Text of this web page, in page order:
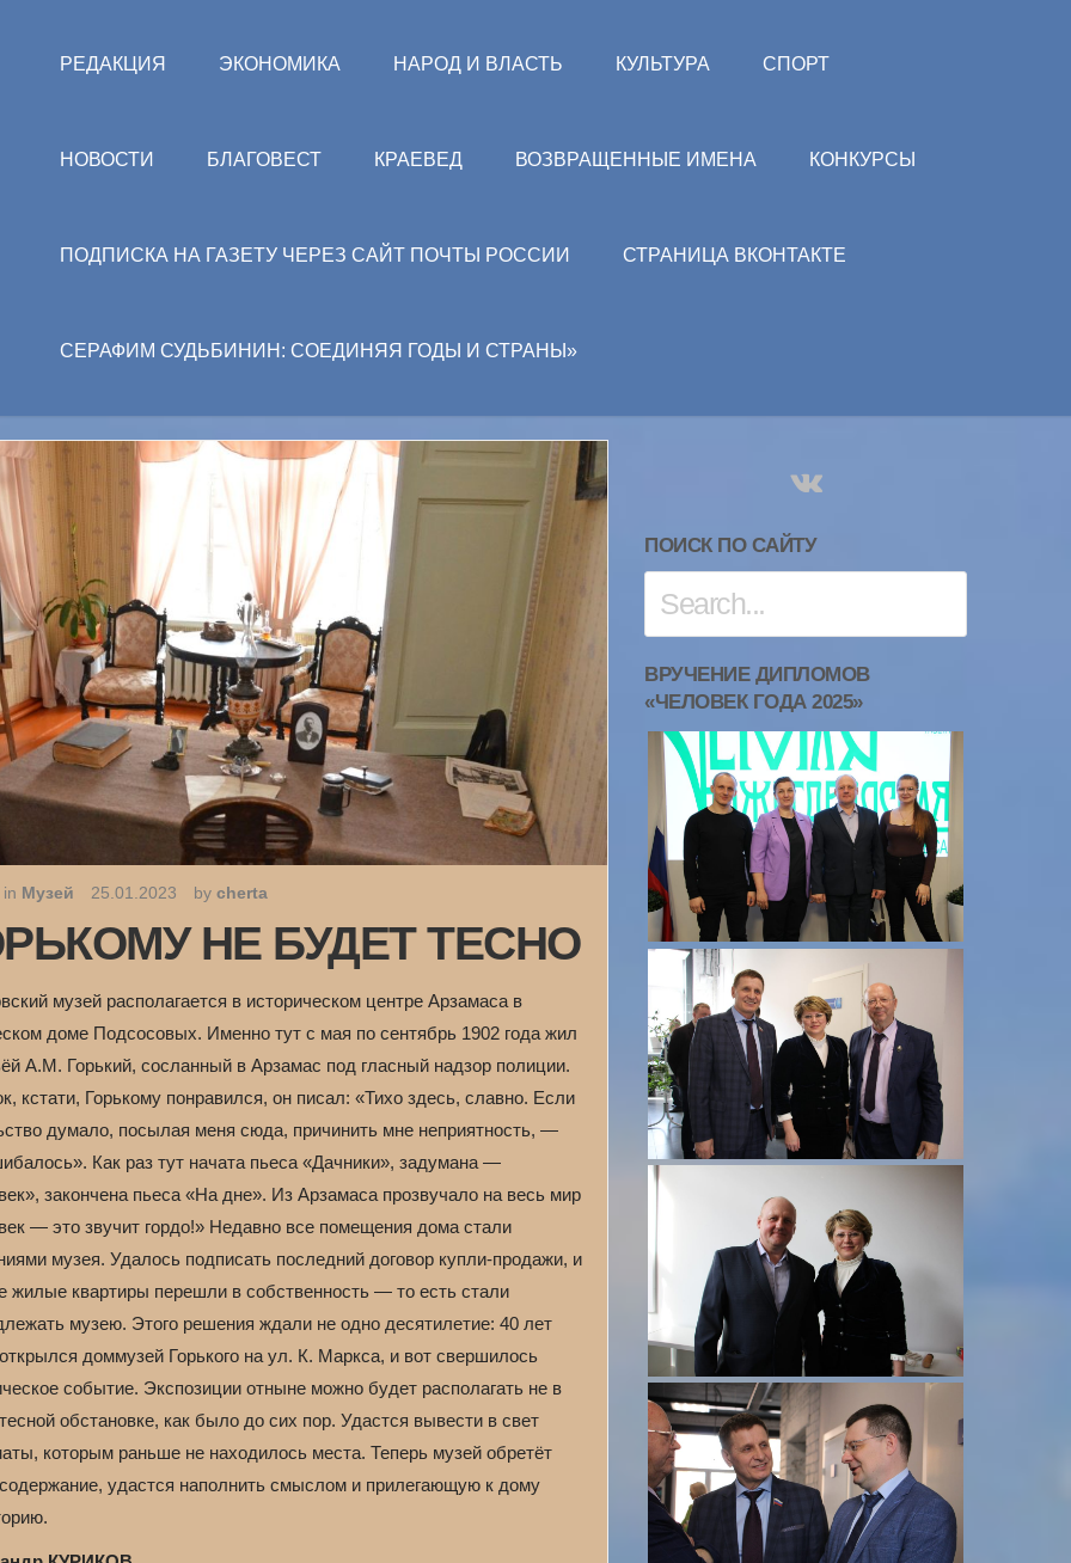
РЕДАКЦИЯ ЭКОНОМИКА НАРОД И ВЛАСТЬ КУЛЬТУРА СПОРТ
НОВОСТИ БЛАГОВЕСТ КРАЕВЕД ВОЗВРАЩЕННЫЕ ИМЕНА КОНКУРСЫ
ПОДПИСКА НА ГАЗЕТУ ЧЕРЕЗ САЙТ ПОЧТЫ РОССИИ СТРАНИЦА ВКОНТАКТЕ
СЕРАФИМ СУДЬБИНИН: СОЕДИНЯЯ ГОДЫ И СТРАНЫ»
Музей 25.01.2023 by cherta
НЕ БУДЕТ ТЕСНО
музей располагается в историческом центре Арзамаса в
доме Подсосовых. Именно тут с мая по сентябрь 1902 года жил
А.М. Горький, сосланный в Арзамас под гласный надзор полиции.
кстати, Горькому понравился, он писал: «Тихо здесь, славно. Если
думало, посылая меня сюда, причинить мне неприятность, —
Как раз тут начата пьеса «Дачники», задумана —
закончена пьеса «На дне». Из Арзамаса прозвучало на весь мир
— это звучит гордо!» Недавно все помещения дома стали
музея. Удалось подписать последний договор купли-продажи, и
жилые квартиры перешли в собственность — то есть стали
музею. Этого решения ждали не одно десятилетие: 40 лет
доммузей Горького на ул. К. Маркса, и вот свершилось
событие. Экспозиции отныне можно будет располагать не в
обстановке, как было до сих пор. Удастся вывести в свет
которым раньше не находилось места. Теперь музей обретёт
удастся наполнить смыслом и прилегающую к дому
ПОИСК ПО САЙТУ
ВРУЧЕНИЕ ДИПЛОМОВ
«ЧЕЛОВЕК ГОДА 2025»